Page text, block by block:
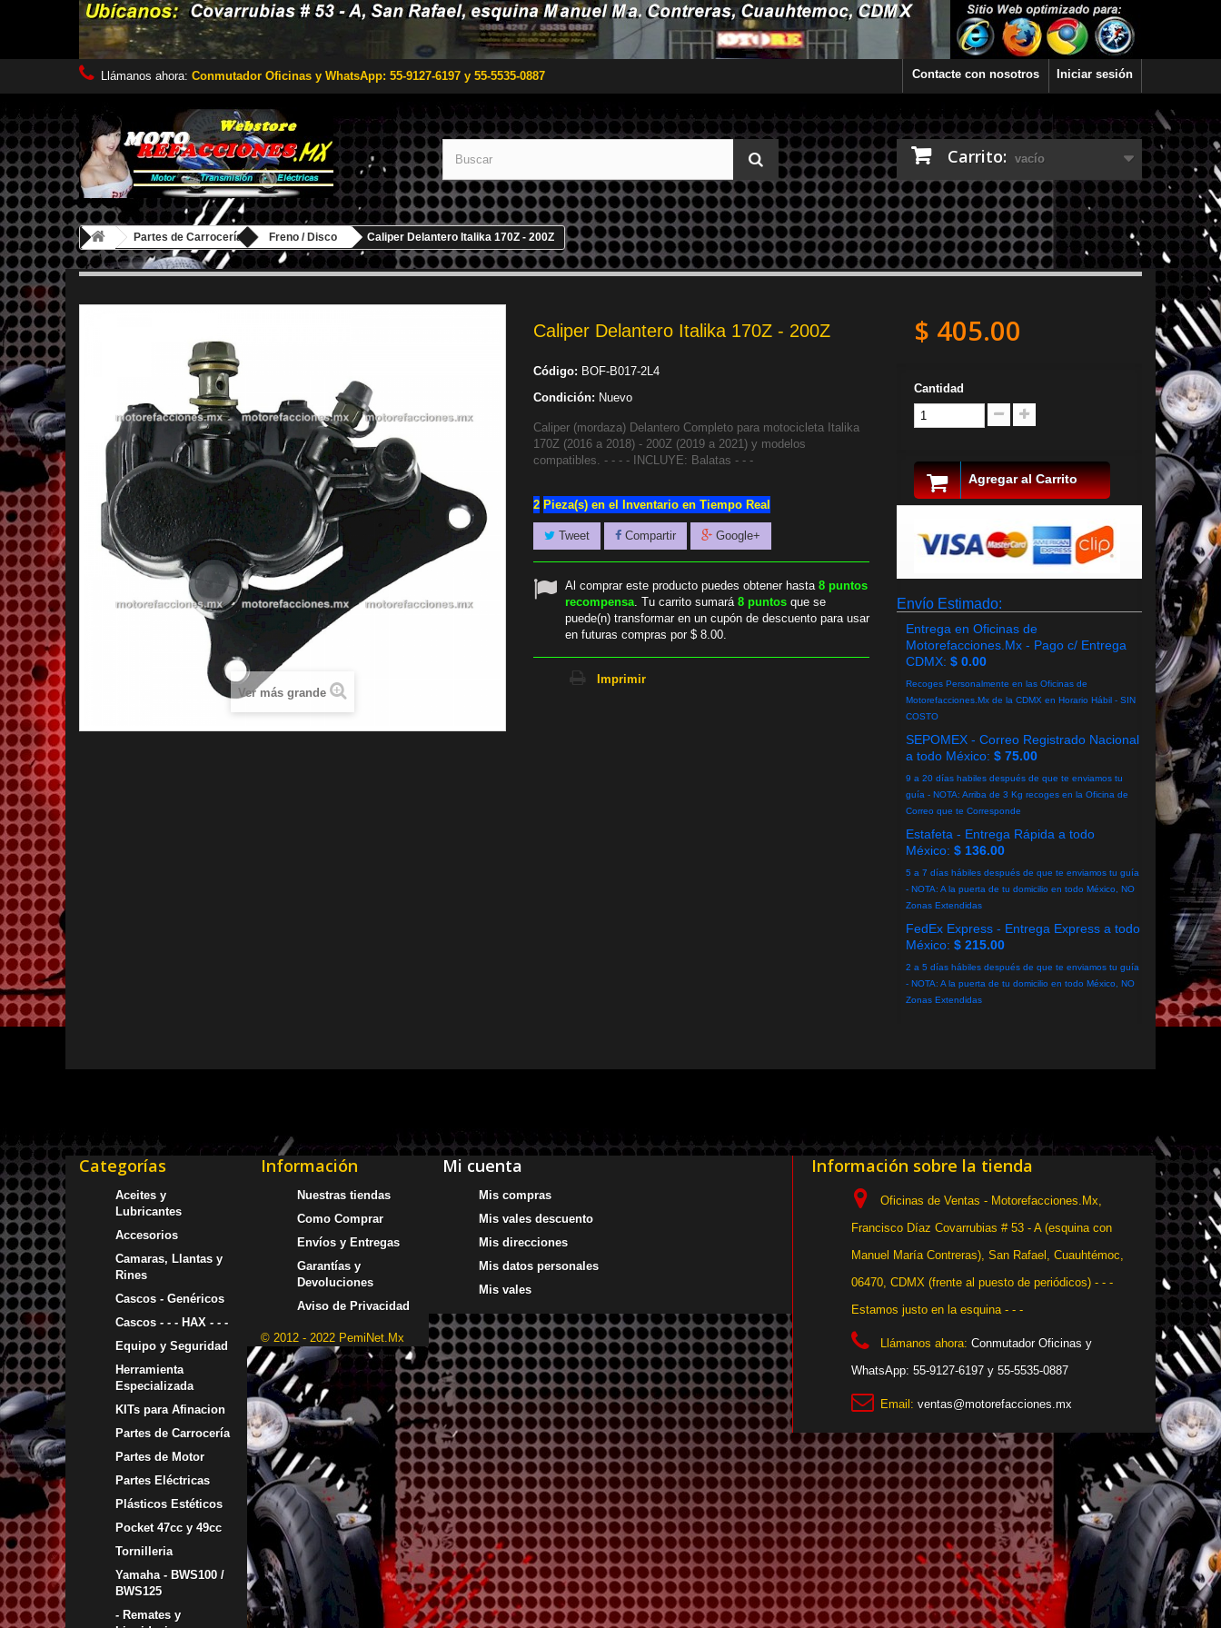
Iniciar sesión
Contacte con nosotros
Llámanos ahora: Conmutador Oficinas y WhatsApp: 55-9127-6197 y 55-5535-0887
Carrito: vacío
Partes de Carrocería Freno / Disco Caliper Delantero Italika 170Z - 200Z
Ver más grande
Caliper Delantero Italika 170Z - 200Z
Código: BOF-B017-2L4
Condición: Nuevo
Caliper (mordaza) Delantero Completo para motocicleta Italika
170Z (2016 a 2018) - 200Z (2019 a 2021) y modelos
compatibles. - - - - INCLUYE: Balatas - - -
2 Pieza(s) en el Inventario en Tiempo Real
Tweet Compartir Google+
Al comprar este producto puedes obtener hasta 8 puntos
recompensa. Tu carrito sumará 8 puntos que se
puede(n) transformar en un cupón de descuento para usar
en futuras compras por $ 8.00.
Imprimir
$ 405.00
Cantidad
Agregar al Carrito
Envío Estimado:
Entrega en Oficinas de
Motorefacciones.Mx - Pago c/ Entrega
CDMX: $ 0.00
Recoges Personalmente en las Oficinas de
Motorefacciones.Mx de la CDMX en Horario Hábil - SIN
COSTO
SEPOMEX - Correo Registrado Nacional
a todo México: $ 75.00
9 a 20 días habiles después de que te enviamos tu
guía - NOTA: Arriba de 3 Kg recoges en la Oficina de
Correo que te Corresponde
Estafeta - Entrega Rápida a todo
México: $ 136.00
5 a 7 días hábiles después de que te enviamos tu guía
- NOTA: A la puerta de tu domicilio en todo México, NO
Zonas Extendidas
FedEx Express - Entrega Express a todo
México: $ 215.00
2 a 5 días hábiles después de que te enviamos tu guía
- NOTA: A la puerta de tu domicilio en todo México, NO
Zonas Extendidas
Categorías
Aceites y
Lubricantes
Accesorios
Camaras, Llantas y
Rines
Cascos - Genéricos
Cascos - - - HAX - - -
Equipo y Seguridad
Herramienta
Especializada
KITs para Afinacion
Partes de Carrocería
Partes de Motor
Partes Eléctricas
Plásticos Estéticos
Pocket 47cc y 49cc
Tornilleria
Yamaha - BWS100 /
BWS125
- Remates y
Información
Nuestras tiendas
Como Comprar
Envíos y Entregas
Garantías y
Devoluciones
Aviso de Privacidad
© 2012 - 2022 PemiNet.Mx
Mi cuenta
Mis compras
Mis vales descuento
Mis direcciones
Mis datos personales
Mis vales
Información sobre la tienda
Oficinas de Ventas - Motorefacciones.Mx,
Francisco Díaz Covarrubias # 53 - A (esquina con
Manuel María Contreras), San Rafael, Cuauhtémoc,
06470, CDMX (frente al puesto de periódicos) - - -
Estamos justo en la esquina - - -
Llámanos ahora: Conmutador Oficinas y
WhatsApp: 55-9127-6197 y 55-5535-0887
Email: ventas@motorefacciones.mx